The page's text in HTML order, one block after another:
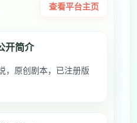
查看平台主页
开简介
，原创剧本，已注册版